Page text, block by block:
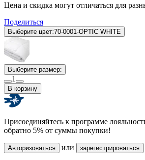
Цена и скидка могут отличаться для
Поделиться
Выберите цвет:70-0001-OPTIC WHITE
Выберите размер:
1
В корзину
Присоединяйтесь к программе
обратно 5% от суммы покупки!
Авторизоваться или зарегистрироваться